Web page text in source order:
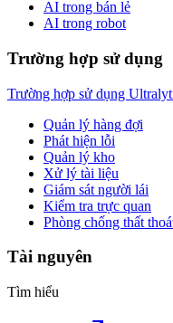
AI trong bán lẻ
AI trong robot
Trường hợp sử dụng
Trường hợp sử dụng
Quản lý hàng đợi
Phát hiện lỗi
Quản lý kho
Xử lý tài liệu
Giám sát người lái
Kiểm tra trực quan
Phòng chống thất
Tài nguyên
Tìm hiểu